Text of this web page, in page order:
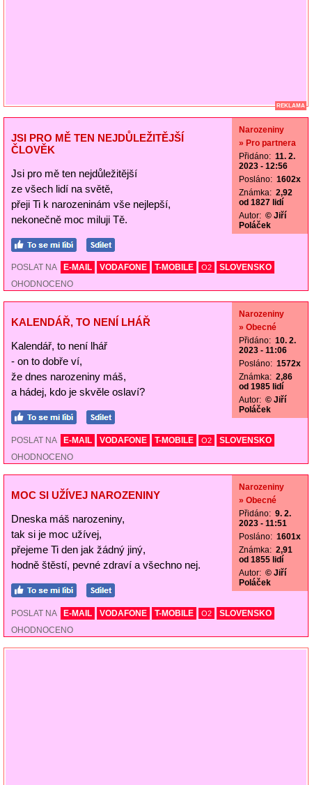
REKLAMA
JSI PRO MĚ TEN NEJDŮLEŽITĚJŠÍ
ČLOVĚK
Jsi pro mě ten nejdůležitější
ze všech lidí na světě,
přeji Ti k narozeninám vše nejlepší,
nekonečně moc miluji Tě.
Narozeniny
» Pro partnera
Přidáno: 11. 2.
2023 - 12:56
Posláno: 1602x
Známka: 2,92
od 1827 lidí
Autor: © Jiří
Poláček
POSLAT NA E-MAIL VODAFONE T-MOBILE O2
SLOVENSKO
OHODNOCENO
KALENDÁŘ, TO NENÍ LHÁŘ
Kalendář, to není lhář
- on to dobře ví,
že dnes narozeniny máš,
a hádej, kdo je skvěle oslaví?
Narozeniny
» Obecné
Přidáno: 10. 2.
2023 - 11:06
Posláno: 1572x
Známka: 2,86
od 1985 lidí
Autor: © Jiří
Poláček
POSLAT NA E-MAIL VODAFONE T-MOBILE O2
SLOVENSKO
OHODNOCENO
MOC SI UŽÍVEJ NAROZENINY
Dneska máš narozeniny,
tak si je moc užívej,
přejeme Ti den jak žádný jiný,
hodně štěstí, pevné zdraví a všechno nej.
Narozeniny
» Obecné
Přidáno: 9. 2.
2023 - 11:51
Posláno: 1601x
Známka: 2,91
od 1855 lidí
Autor: © Jiří
Poláček
POSLAT NA E-MAIL VODAFONE T-MOBILE O2
SLOVENSKO
OHODNOCENO